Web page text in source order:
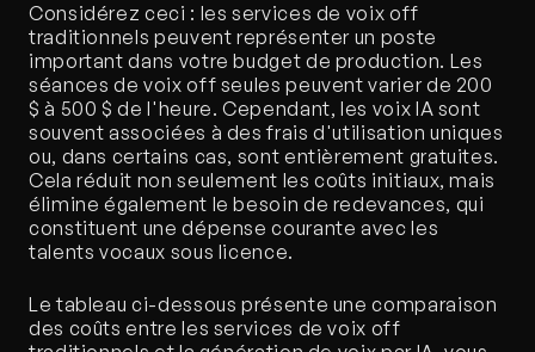
Considérez ceci : les services de voix off
traditionnels peuvent représenter un poste
important dans votre budget de production. Les
séances de voix off seules peuvent varier de 200
$ à 500 $ de l'heure. Cependant, les voix IA sont
souvent associées à des frais d'utilisation uniques
ou, dans certains cas, sont entièrement gratuites.
Cela réduit non seulement les coûts initiaux, mais
élimine également le besoin de redevances, qui
constituent une dépense courante avec les
talents vocaux sous licence.
Le tableau ci-dessous présente une comparaison
des coûts entre les services de voix off